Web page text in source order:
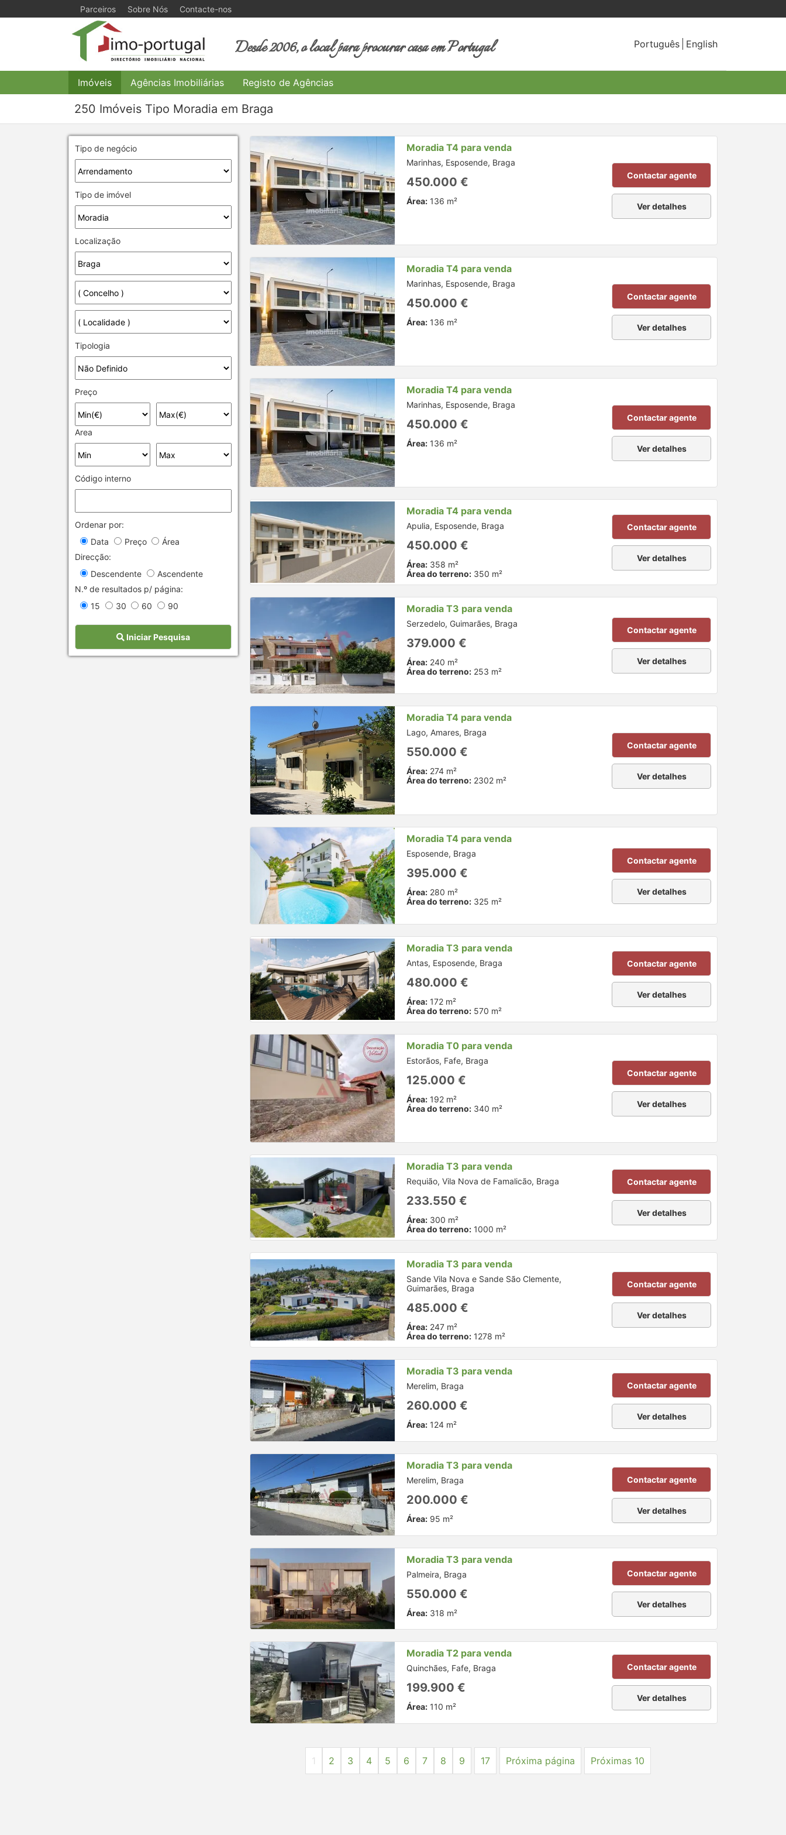
Parceiros Sobre Nós Contacte-nos
Desde 2006, o local para procurar casa em Portugal Português English
Imóveis Agências Imobiliárias Registo de Agências
250 Imóveis Tipo Moradia em Braga
Tipo de negócio
Tipo de imóvel
Localização
Tipologia
Preço
Area
Código interno
Ordenar por:
Data
Preço
Área
Direcção:
Descendente
Ascendente
N.º de resultados p/ página:
15
30 60 90
Iniciar Pesquisa
Moradia T4 para venda
Marinhas, Esposende, Braga
450.000 €
Área: 136 m²
Contactar agente
Ver detalhes
Moradia T4 para venda
Marinhas, Esposende, Braga
450.000 €
Área: 136 m²
Contactar agente
Ver detalhes
Moradia T4 para venda
Marinhas, Esposende, Braga
450.000 €
Área: 136 m²
Contactar agente
Ver detalhes
Moradia T4 para venda
Apulia, Esposende, Braga
450.000 €
Área: 358 m²
Área do terreno: 350 m²
Contactar agente
Ver detalhes
Moradia T3 para venda
Serzedelo, Guimarães, Braga
379.000 €
Área: 240 m²
Área do terreno: 253 m²
Contactar agente
Ver detalhes
Moradia T4 para venda
Lago, Amares, Braga
550.000 €
Área: 274 m²
Área do terreno: 2302 m²
Contactar agente
Ver detalhes
Moradia T4 para venda
Esposende, Braga
395.000 €
Área: 280 m²
Área do terreno: 325 m²
Contactar agente
Ver detalhes
Moradia T3 para venda
Antas, Esposende, Braga
480.000 €
Área: 172 m²
Área do terreno: 570 m²
Contactar agente
Ver detalhes
Moradia T0 para venda
Estorãos, Fafe, Braga
125.000 €
Área: 192 m²
Área do terreno: 340 m²
Contactar agente
Ver detalhes
Moradia T3 para venda
Requião, Vila Nova de Famalicão, Braga
233.550 €
Área: 300 m²
Área do terreno: 1000 m²
Contactar agente
Ver detalhes
Moradia T3 para venda
Sande Vila Nova e Sande São Clemente,
Guimarães, Braga
485.000 €
Área: 247 m²
Área do terreno: 1278 m²
Contactar agente
Ver detalhes
Moradia T3 para venda
Merelim, Braga
260.000 €
Área: 124 m²
Contactar agente
Ver detalhes
Moradia T3 para venda
Merelim, Braga
200.000 €
Área: 95 m²
Contactar agente
Ver detalhes
Moradia T3 para venda
Palmeira, Braga
550.000 €
Área: 318 m²
Contactar agente
Ver detalhes
Moradia T2 para venda
Quinchães, Fafe, Braga
199.900 €
Área: 110 m²
Contactar agente
Ver detalhes
1 2 3 4 5 6 7 8 9 17 Próxima página Próximas 10